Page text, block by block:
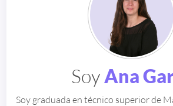
Soy Ana
Soy graduada en técnico superior de